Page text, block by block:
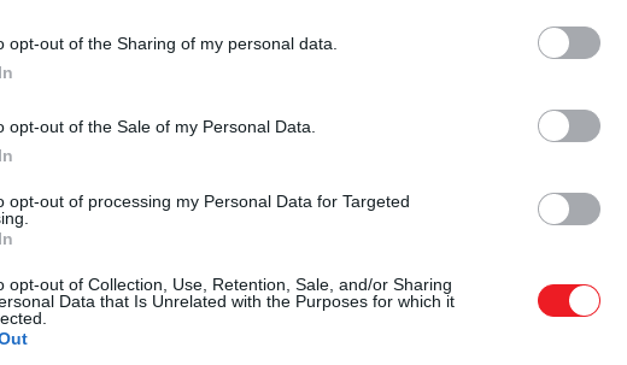
opt-out of the Sharing of my personal data.
opt-out of the Sale of my Personal Data.
opt-out of processing my Personal Data for Targeted
opt-out of Collection, Use, Retention, Sale, and/or Sharing
Data that Is Unrelated with the Purposes for which it
, pedig a film már tizenegy évvel a szavazás előtt
szól, később persze megkapta a neki kijáró elismerést.
5 remek szerelmesfilm Ázsiából